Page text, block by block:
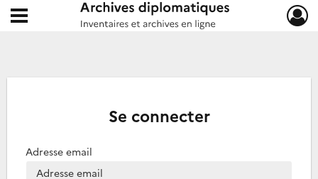
Archives diplomatiques
Ouvrir le menu déroulant
Se connecter
Adresse email